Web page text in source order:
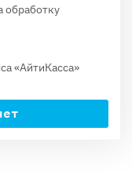
обработку
«АйтиКасса»